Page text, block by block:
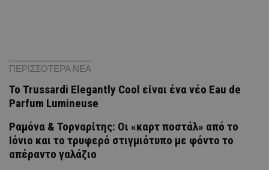
ΠΕΡΙΣΣΟΤΕΡΑ ΝΕΑ
Το Trussardi Elegantly Cool είναι ένα νέο Eau de
Parfum Lumineuse
Ραμόνα & Τορναρίτης: Οι «καρτ ποστάλ» από το
Ιόνιο και το τρυφερό στιγμιότυπο με φόντο το
απέραντο γαλάζιο